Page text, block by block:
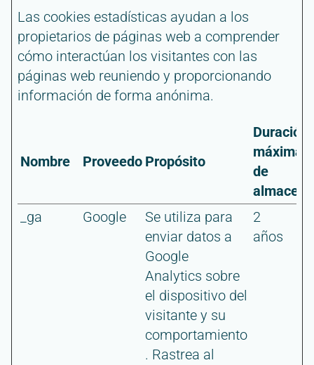
Las cookies estadísticas ayudan a los
propietarios de páginas web a comprender
cómo interactúan los visitantes con las
páginas web reuniendo y proporcionando
información de forma anónima.
Nombre ProveedorPropósito
Duración
máxima
de
_ga
Google
Se utiliza para
enviar datos a
Google
Analytics sobre
el dispositivo del
visitante y su
comportamiento
. Rastrea al
2
años